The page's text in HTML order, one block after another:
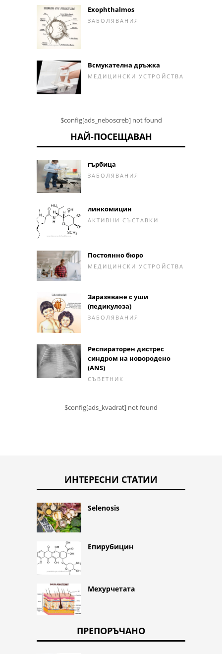
Exophthalmos
ЗАБОЛЯВАНИЯ
Всмукателна дръжка
МЕДИЦИНСКИ УСТРОЙСТВА
$config[ads_neboscreb] not found
НАЙ-ПОСЕЩАВАН
гърбица
ЗАБОЛЯВАНИЯ
линкомицин
АКТИВНИ СЪСТАВКИ
Постоянно бюро
МЕДИЦИНСКИ УСТРОЙСТВА
Заразяване с уши
(педикулоза)
ЗАБОЛЯВАНИЯ
Респираторен дистрес
синдром на новородено
(ANS)
СЪВЕТНИК
$config[ads_kvadrat] not found
ИНТЕРЕСНИ СТАТИИ
Selenosis
Епирубицин
Мехурчетата
ПРЕПОРЪЧАНО